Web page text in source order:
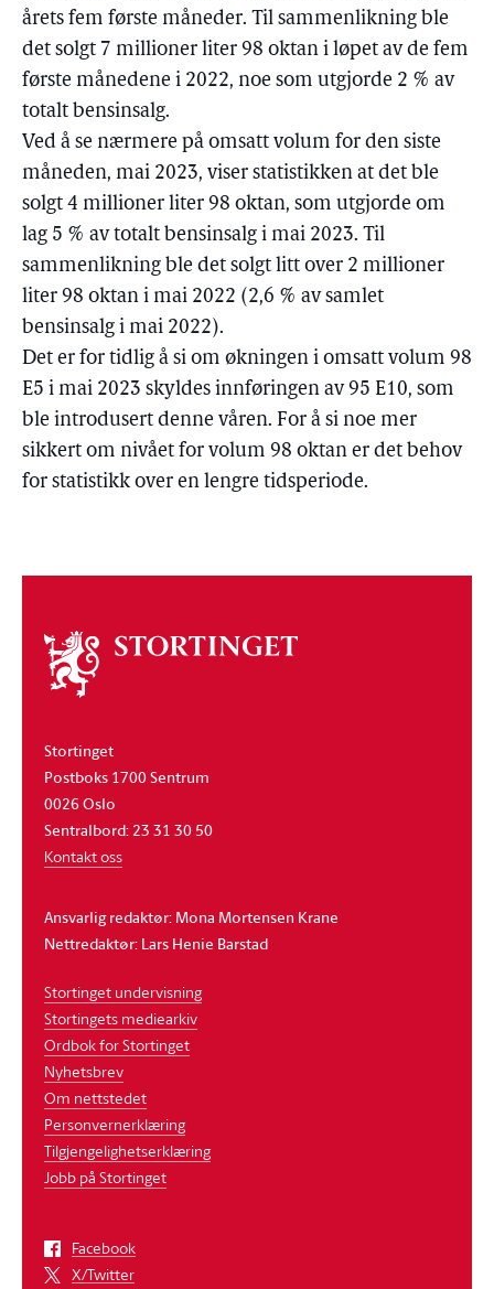
årets fem første måneder. Til sammenlikning ble
det solgt 7 millioner liter 98 oktan i løpet av de fem
første månedene i 2022, noe som utgjorde 2 % av
totalt bensinsalg.
Ved å se nærmere på omsatt volum for den siste
måneden, mai 2023, viser statistikken at det ble
solgt 4 millioner liter 98 oktan, som utgjorde om
lag 5 % av totalt bensinsalg i mai 2023. Til
sammenlikning ble det solgt litt over 2 millioner
liter 98 oktan i mai 2022 (2,6 % av samlet
bensinsalg i mai 2022).
Det er for tidlig å si om økningen i omsatt volum 98
E5 i mai 2023 skyldes innføringen av 95 E10, som
ble introdusert denne våren. For å si noe mer
sikkert om nivået for volum 98 oktan er det behov
for statistikk over en lengre tidsperiode.
Om
stortinget
Stortinget
Postboks 1700 Sentrum
0026 Oslo
Sentralbord: 23 31 30 50
Kontakt oss
Ansvarlig redaktør: Mona Mortensen Krane
Nettredaktør: Lars Henie Barstad
Stortinget undervisning
Stortingets mediearkiv
Ordbok for Stortinget
Nyhetsbrev
Om nettstedet
Personvernerklæring
Tilgjengelighetserklæring
Jobb på Stortinget
Facebook
X/Twitter